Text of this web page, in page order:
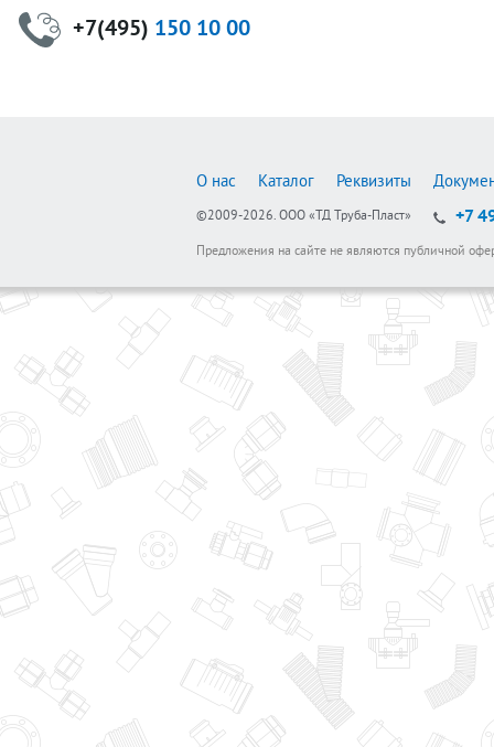
+7(495) 150 10 00
О нас Каталог Реквизиты
©2009-2026. ООО «ТД Труба-Пласт» +7
Предложения на сайте не являются публичной